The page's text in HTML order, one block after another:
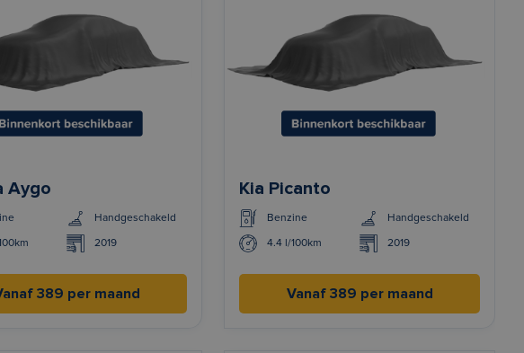
Aygo
Handgeschakeld
2019
389 per maand
Kia Picanto
Benzine Handgeschakeld
4.4 l/100km 2019
Vanaf 389 per maand